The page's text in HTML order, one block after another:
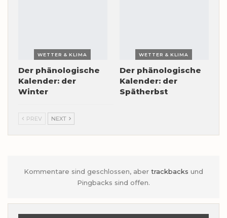
WETTER & KLIMA
Der phänologische
Kalender: der
Winter
WETTER & KLIMA
Der phänologische
Kalender: der
Spätherbst
PREV NEXT
Kommentare sind geschlossen, aber trackbacks und
Pingbacks sind offen.